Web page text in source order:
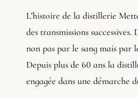
L’histoire de la distillerie
des transmissions
non pas par le sang mais par
Depuis plus de 60 ans la
engagée dans une démarche